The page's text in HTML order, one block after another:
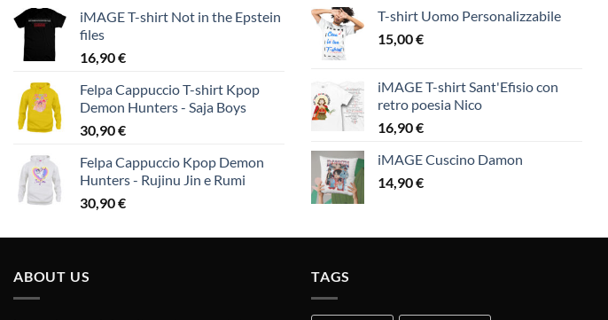
iMAGE T-shirt Not in the Epstein
files
16,90€
Felpa Cappuccio T-shirt Kpop
Demon Hunters - Saja Boys
30,90€
Felpa Cappuccio Kpop Demon
Hunters - Rujinu Jin e Rumi
30,90€
T-shirt Uomo Personalizzabile
15,00€
iMAGE T-shirt Sant'Efisio con
retro poesia Nico
16,90€
iMAGE Cuscino Damon
14,90€
ABOUT US TAGS